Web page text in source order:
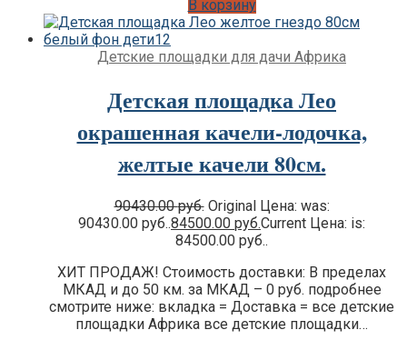
В корзину
Детские площадки для дачи Африка
Детская площадка Лео
окрашенная качели-лодочка,
желтые качели 80см.
90430.00руб. Original Цена: was:
90430.00 руб..84500.00 руб.Current Цена: is:
84500.00 руб..
ХИТ ПРОДАЖ! Стоимость доставки: В пределах
МКАД и до 50 км. за МКАД – 0 руб. подробнее
смотрите ниже: вкладка = Доставка = все детские
площадки Африка все детские площадки…